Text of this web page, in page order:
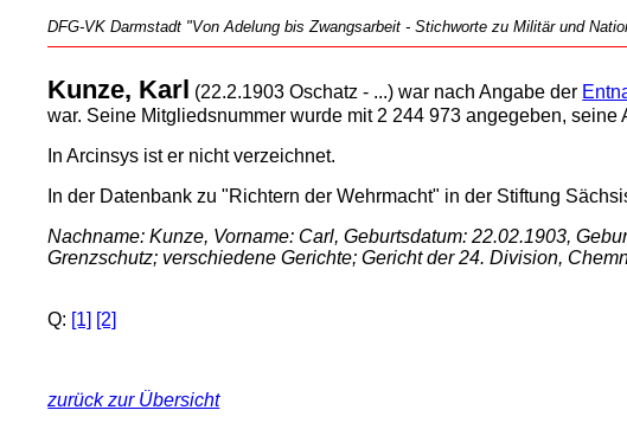
DFG-VK Darmstadt "Von Adelung bis Zwangsarbeit - Stichworte zu Militär und
Kunze, Karl (22.2.1903 Oschatz - ...) war nach Angabe der
war. Seine Mitgliedsnummer wurde mit 2 244 973 angegeben, seine
In Arcinsys ist er nicht verzeichnet.
In der Datenbank zu "Richtern der Wehrmacht" in der Stiftung
Nachname: Kunze, Vorname: Carl, Geburtsdatum: 22.02.1903,
Grenzschutz; verschiedene Gerichte; Gericht der 24. Division,
Q: [1] [2]
zurück zur Übersicht